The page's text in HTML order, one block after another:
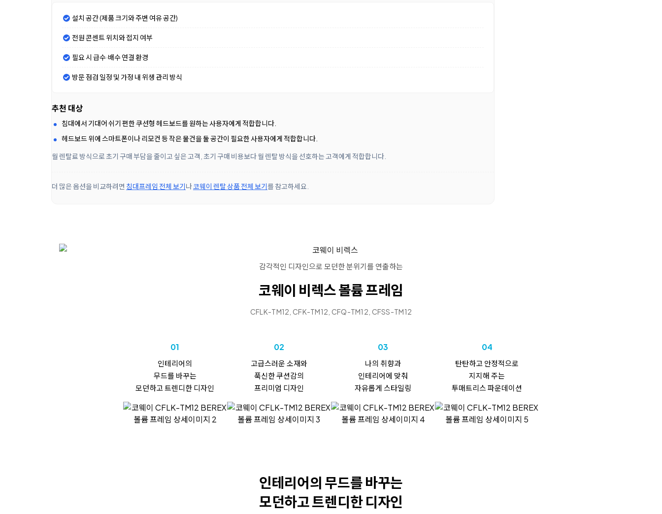
설치 공간 (제품 크기와 주변 여유 공간)
전원 콘센트 위치와 접지 여부
필요 시 급수·배수 연결 환경
방문 점검 일정 및 가정 내 위생 관리 방식
추천 대상
침대에서 기대어 쉬기 편한 쿠션형 헤드보드를 원하는 사용자에게 적합합니다.
헤드보드 위에 스마트폰이나 리모컨 등 작은 물건을 둘 공간이 필요한 사용자에게 적합합니다.
월 렌탈료 방식으로 초기 구매 부담을 줄이고 싶은 고객, 초기 구매 비용보다 월 렌탈 방식을 선호하는 고객에게 적합합니다.
더 많은 옵션을 비교하려면 침대프레임 전체 보기나코웨이 렌탈 상품 전체 보기를 참고하세요.
감각적인 디자인으로 모던한 분위기를 연출하는
코웨이 비렉스볼륨 프레임
CFLK-TM12, CFK-TM12, CFQ-TM12, CFSS-TM12
01
인테리어의
무드를 바꾸는
모던하고 트렌디한 디자인
02
고급스러운 소재와
푹신한 쿠션감의
프리미엄 디자인
03
나의 취향과
인테리어에 맞춰
자유롭게 스타일링
04
탄탄하고 안정적으로
지지해 주는
투매트리스 파운데이션
인테리어의 무드를 바꾸는
모던하고트렌디한 디자인